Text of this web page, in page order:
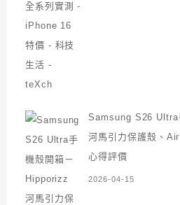
Samsung S26 Ultra
河馬引力保護殼、
心得評價
2026-04-15